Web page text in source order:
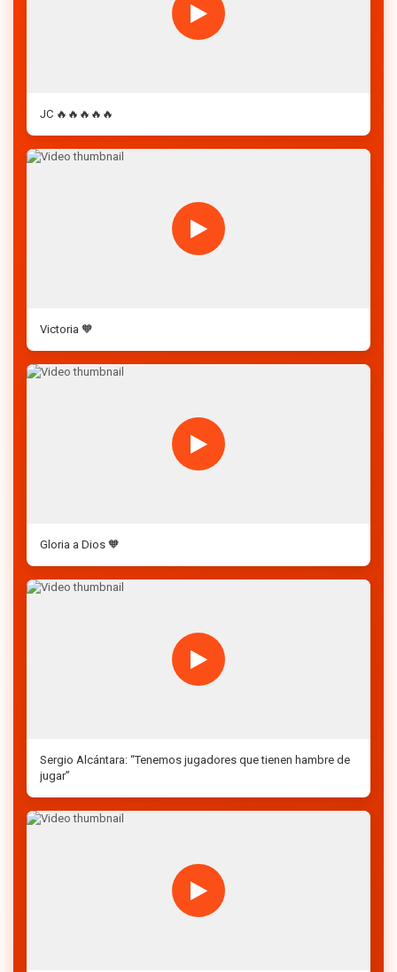
JC 🔥🔥🔥🔥🔥
Victoria 🧡
Gloria a Dios 🧡
Sergio Alcántara: “Tenemos jugadores que tienen hambre de
jugar”